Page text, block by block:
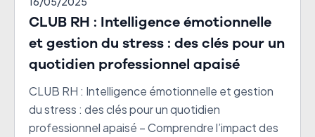
CLUB RH : Intelligence émotionnelle
et gestion du stress : des clés pour un
quotidien professionnel apaisé
CLUB RH : Intelligence émotionnelle et gestion
du stress : des clés pour un quotidien
professionnel apaisé – Comprendre l’impact des